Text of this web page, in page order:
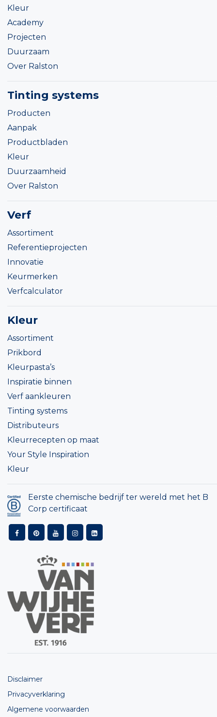
Kleur
Academy
Projecten
Duurzaam
Over Ralston
Tinting systems
Producten
Aanpak
Productbladen
Kleur
Duurzaamheid
Over Ralston
Verf
Assortiment
Referentieprojecten
Innovatie
Keurmerken
Verfcalculator
Kleur
Assortiment
Prikbord
Kleurpasta’s
Inspiratie binnen
Verf aankleuren
Tinting systems
Distributeurs
Kleurrecepten op maat
Your Style Inspiration
Kleur
Eerste chemische bedrijf ter wereld met het B
Corp certificaat
Disclaimer
Privacyverklaring
Algemene voorwaarden